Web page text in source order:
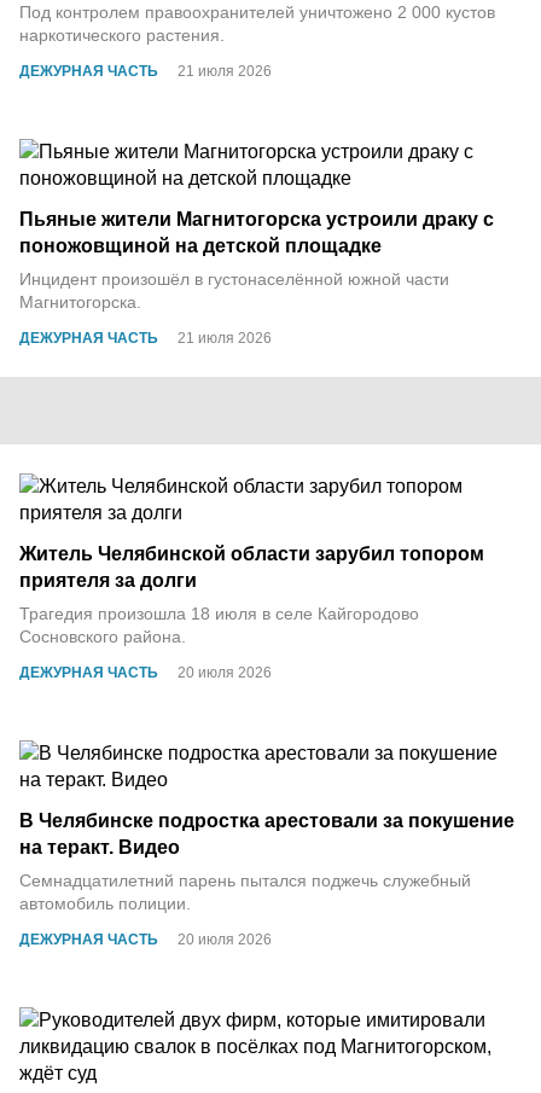
ДЕЖУРНАЯ ЧАСТЬ 21 июля 2026
Под контролем правоохранителей уничтожено 2 000 кустов
наркотического растения.
ДЕЖУРНАЯ ЧАСТЬ 21 июля 2026
Пьяные жители Магнитогорска устроили драку с
поножовщиной на детской площадке
Инцидент произошёл в густонаселённой южной части
Магнитогорска.
ДЕЖУРНАЯ ЧАСТЬ 20 июля 2026
Житель Челябинской области зарубил топором
приятеля за долги
Трагедия произошла 18 июля в селе Кайгородово
Сосновского района.
ДЕЖУРНАЯ ЧАСТЬ 20 июля 2026
В Челябинске подростка арестовали за покушение
на теракт. Видео
Семнадцатилетний парень пытался поджечь служебный
автомобиль полиции.